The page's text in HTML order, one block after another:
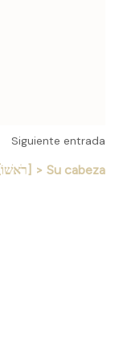
Siguiente entrada
ROSHÓ [רֹאשׁוֹ] > Su cabeza